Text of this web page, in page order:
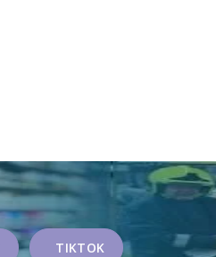
TIKTOK